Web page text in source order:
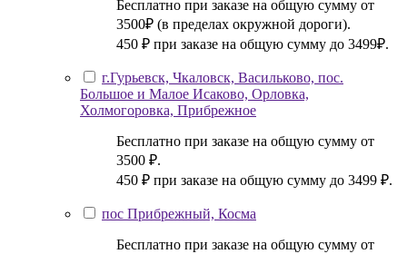
Бесплатно при заказе на общую сумму от
3500₽ (в пределах окружной дороги).
450 ₽ при заказе на общую сумму до 3499₽.
г.Гурьевск, Чкаловск, Васильково, пос.
Большое и Малое Исаково, Орловка,
Холмогоровка, Прибрежное
Бесплатно при заказе на общую сумму от
3500 ₽.
450 ₽ при заказе на общую сумму до 3499 ₽.
пос Прибрежный, Косма
Бесплатно при заказе на общую сумму от